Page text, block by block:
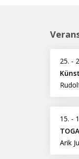
25. -
15. -
Arik